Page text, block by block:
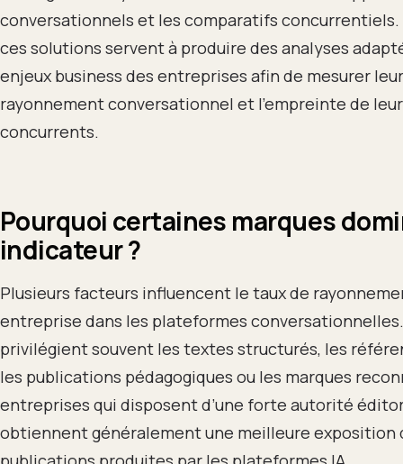
conversationnels et les comparatifs concurrentiels.
ces solutions servent à produire des analyses
enjeux business des entreprises afin de mesurer leur
rayonnement conversationnel et l’empreinte de
concurrents.
Pourquoi certaines marques
indicateur ?
Plusieurs facteurs influencent le taux de
entreprise dans les plateformes conversationnelles.
privilégient souvent les textes structurés, les
les publications pédagogiques ou les marques
entreprises qui disposent d’une forte autorité
obtiennent généralement une meilleure exposition